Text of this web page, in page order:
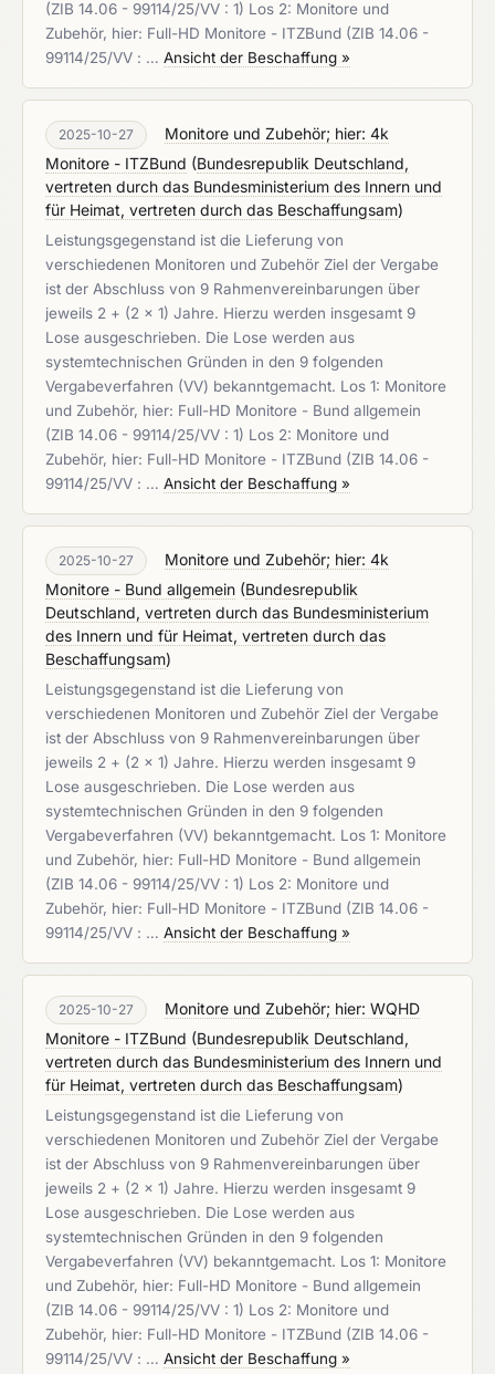
(ZIB 14.06 - 99114/25/VV : 1) Los 2: Monitore und
Zubehör, hier: Full-HD Monitore - ITZBund (ZIB 14.06 -
99114/25/VV : … Ansicht der Beschaffung »
2025-10-27
Monitore und Zubehör; hier: 4k
Monitore - ITZBund (Bundesrepublik Deutschland,
vertreten durch das Bundesministerium des Innern und
für Heimat, vertreten durch das Beschaffungsam)
Leistungsgegenstand ist die Lieferung von
verschiedenen Monitoren und Zubehör Ziel der Vergabe
ist der Abschluss von 9 Rahmenvereinbarungen über
jeweils 2 + (2 x 1) Jahre. Hierzu werden insgesamt 9
Lose ausgeschrieben. Die Lose werden aus
systemtechnischen Gründen in den 9 folgenden
Vergabeverfahren (VV) bekanntgemacht. Los 1: Monitore
und Zubehör, hier: Full-HD Monitore - Bund allgemein
(ZIB 14.06 - 99114/25/VV : 1) Los 2: Monitore und
Zubehör, hier: Full-HD Monitore - ITZBund (ZIB 14.06 -
99114/25/VV : … Ansicht der Beschaffung »
2025-10-27
Monitore und Zubehör; hier: 4k
Monitore - Bund allgemein (Bundesrepublik
Deutschland, vertreten durch das Bundesministerium
des Innern und für Heimat, vertreten durch das
Beschaffungsam)
Leistungsgegenstand ist die Lieferung von
verschiedenen Monitoren und Zubehör Ziel der Vergabe
ist der Abschluss von 9 Rahmenvereinbarungen über
jeweils 2 + (2 x 1) Jahre. Hierzu werden insgesamt 9
Lose ausgeschrieben. Die Lose werden aus
systemtechnischen Gründen in den 9 folgenden
Vergabeverfahren (VV) bekanntgemacht. Los 1: Monitore
und Zubehör, hier: Full-HD Monitore - Bund allgemein
(ZIB 14.06 - 99114/25/VV : 1) Los 2: Monitore und
Zubehör, hier: Full-HD Monitore - ITZBund (ZIB 14.06 -
99114/25/VV : … Ansicht der Beschaffung »
2025-10-27
Monitore und Zubehör; hier: WQHD
Monitore - ITZBund (Bundesrepublik Deutschland,
vertreten durch das Bundesministerium des Innern und
für Heimat, vertreten durch das Beschaffungsam)
Leistungsgegenstand ist die Lieferung von
verschiedenen Monitoren und Zubehör Ziel der Vergabe
ist der Abschluss von 9 Rahmenvereinbarungen über
jeweils 2 + (2 x 1) Jahre. Hierzu werden insgesamt 9
Lose ausgeschrieben. Die Lose werden aus
systemtechnischen Gründen in den 9 folgenden
Vergabeverfahren (VV) bekanntgemacht. Los 1: Monitore
und Zubehör, hier: Full-HD Monitore - Bund allgemein
(ZIB 14.06 - 99114/25/VV : 1) Los 2: Monitore und
Zubehör, hier: Full-HD Monitore - ITZBund (ZIB 14.06 -
99114/25/VV : … Ansicht der Beschaffung »